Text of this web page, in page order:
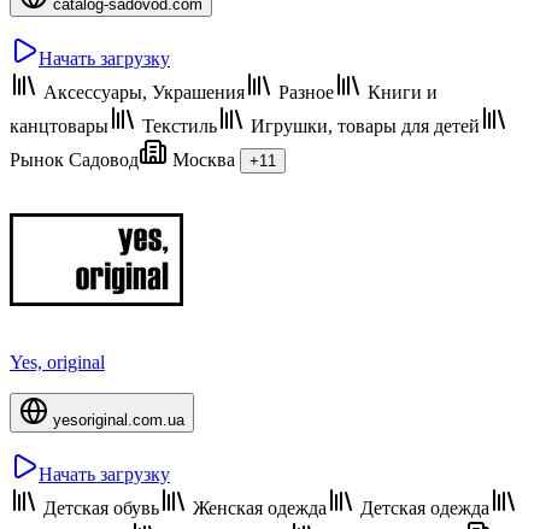
catalog-sadovod.com
Начать загрузку
Аксессуары, Украшения
Разное
Книги и
канцтовары
Текстиль
Игрушки, товары для детей
Рынок Садовод
Москва +11
Yes, original
yesoriginal.com.ua
Начать загрузку
Детская обувь
Женская одежда
Детская одежда